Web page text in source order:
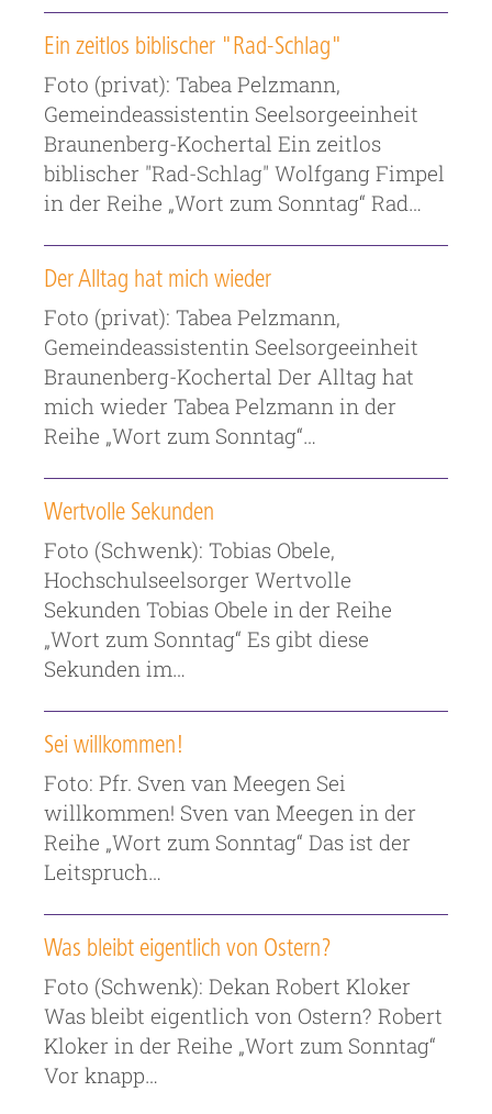
Ein zeitlos biblischer "Rad-Schlag"
Foto (privat): Tabea Pelzmann,
Gemeindeassistentin Seelsorgeeinheit
Braunenberg-Kochertal Ein zeitlos
biblischer "Rad-Schlag" Wolfgang Fimpel
in der Reihe „Wort zum Sonntag“ Rad…
Der Alltag hat mich wieder
Foto (privat): Tabea Pelzmann,
Gemeindeassistentin Seelsorgeeinheit
Braunenberg-Kochertal Der Alltag hat
mich wieder Tabea Pelzmann in der
Reihe „Wort zum Sonntag“…
Wertvolle Sekunden
Foto (Schwenk): Tobias Obele,
Hochschulseelsorger Wertvolle
Sekunden Tobias Obele in der Reihe
„Wort zum Sonntag“ Es gibt diese
Sekunden im…
Sei willkommen!
Foto: Pfr. Sven van Meegen Sei
willkommen! Sven van Meegen in der
Reihe „Wort zum Sonntag“ Das ist der
Leitspruch…
Was bleibt eigentlich von Ostern?
Foto (Schwenk): Dekan Robert Kloker
Was bleibt eigentlich von Ostern? Robert
Kloker in der Reihe „Wort zum Sonntag“
Vor knapp…